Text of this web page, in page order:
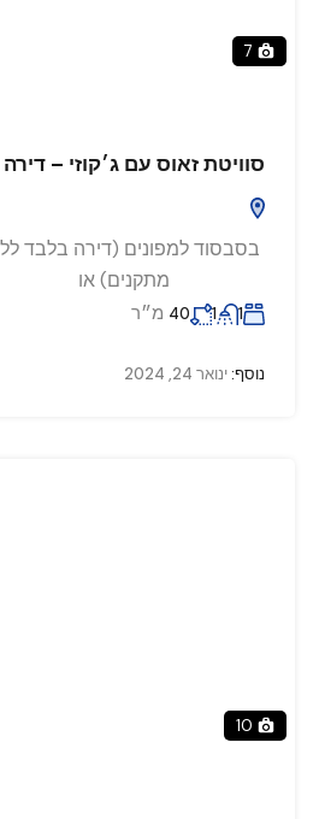
7
סוויטת זאוס עם ג׳קוזי –
בסבסוד למפונים (דירה בלבד
מתקנים) או
1
1
40 מ״ר
נוסף:ינואר 24, 2024
10